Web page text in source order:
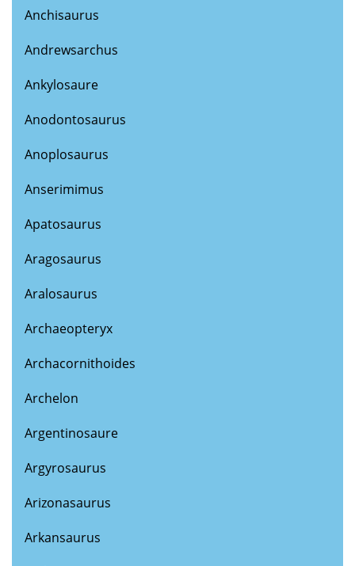
Anchisaurus
Andrewsarchus
Ankylosaure
Anodontosaurus
Anoplosaurus
Anserimimus
Apatosaurus
Aragosaurus
Aralosaurus
Archaeopteryx
Archacornithoides
Archelon
Argentinosaure
Argyrosaurus
Arizonasaurus
Arkansaurus